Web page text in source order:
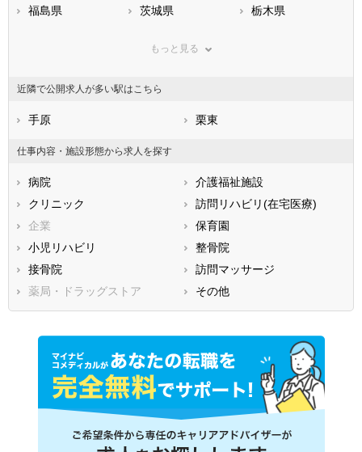
福島県
茨城県
栃木県
神奈川県
石川県
福井県
静岡県
鳥取県
岡山県
広島県
徳島県
香川県
福岡県
熊本県
宮崎県
鹿児島県
もっと見る
近隣で公開求人が多い駅はこちら
手原 栗東
仕事内容・施設形態から求人を探す
病院
介護福祉施設
クリニック
訪問リハビリ(在宅医療)
企業
保育園
小児リハビリ
整骨院
接骨院
訪問マッサージ
薬局・ドラッグストア
その他